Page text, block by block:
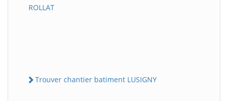
ROLLAT
Trouver chantier batiment LUSIGNY